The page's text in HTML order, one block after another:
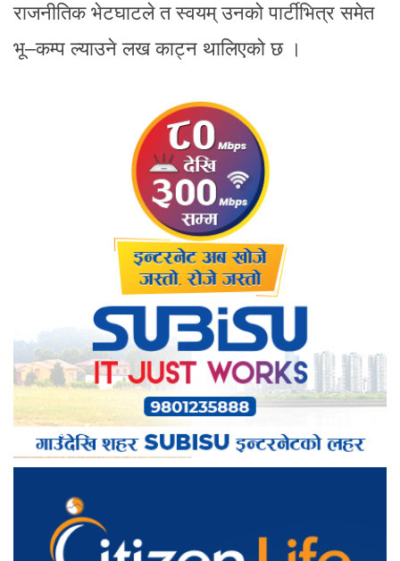
राजनीतिक भेटघाटले त स्वयम् उनको पार्टीभित्र समेत
भू–कम्प ल्याउने लख काट्न थालिएको छ ।